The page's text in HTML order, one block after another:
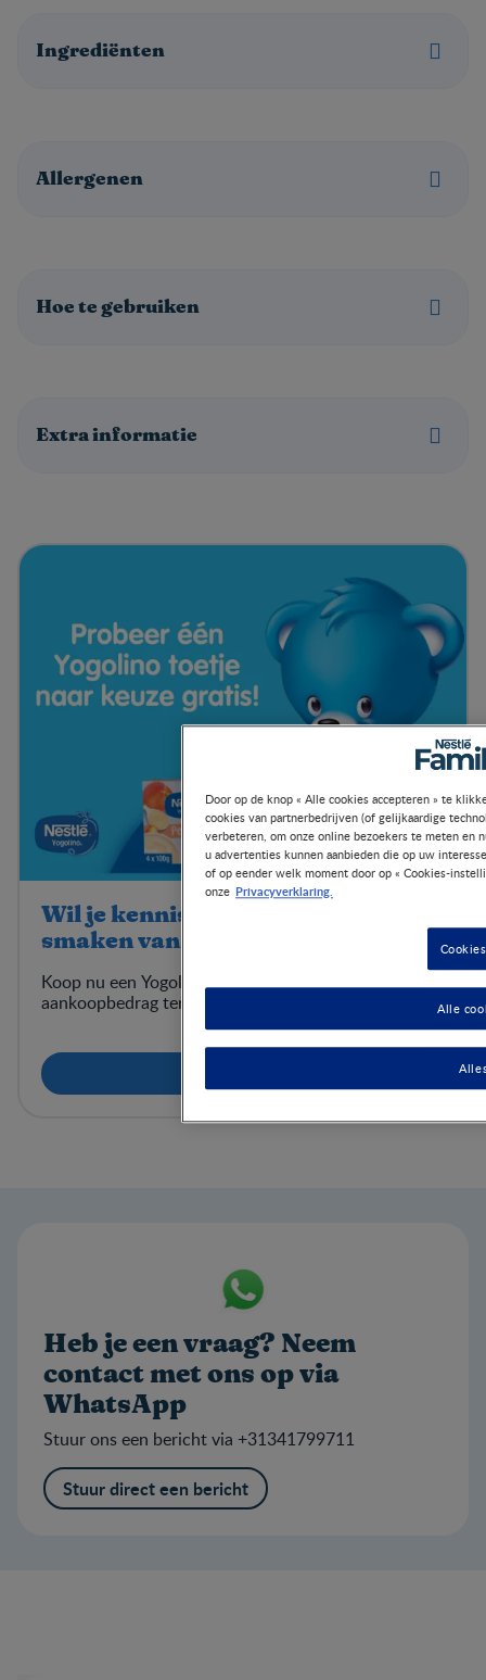
Ingrediënten
Allergenen
Hoe te gebruiken
Extra informatie
Wil je kennismaken met de lekkere
smaken van de Yogolino toetjes?
Koop nu een Yogolino toetje en ontvang het volledige
aankoopbedrag terug.
Heb je een vraag? Neem
contact met ons op via
WhatsApp
Stuur ons een bericht via +31341799711
Stuur direct een bericht
Door op de knop « Alle cookies accepteren » te
cookies van partnerbedrijven (of gelijkaardige
verbeteren, om onze online bezoekers te meten en
u advertenties kunnen aanbieden die op uw
of op eender welk moment door op « Cookies-
onze Privacyverklaring.
Alle